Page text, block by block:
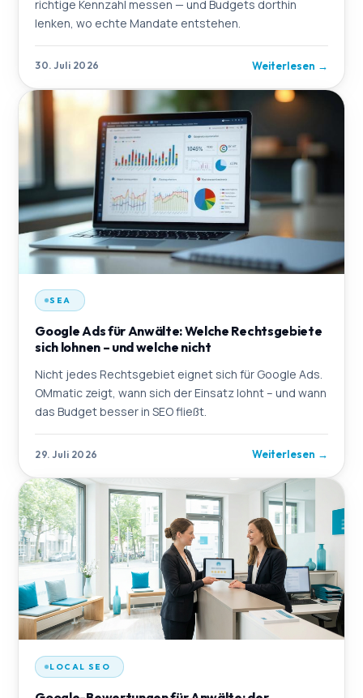
richtige Kennzahl messen — und Budgets dorthin
lenken, wo echte Mandate entstehen.
30. Juli 2026 Weiterlesen →
SEA
Google Ads für Anwälte: Welche Rechtsgebiete
sich lohnen – und welche nicht
Nicht jedes Rechtsgebiet eignet sich für Google Ads.
OMmatic zeigt, wann sich der Einsatz lohnt – und wann
das Budget besser in SEO fließt.
29. Juli 2026 Weiterlesen →
LOCAL SEO